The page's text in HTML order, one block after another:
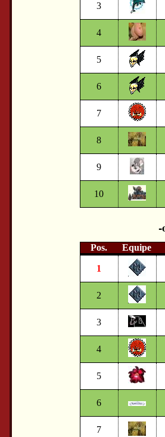
3
4
5
6
7
8
9
10
Pos. Equipe
1
2
3
4
5
6
7